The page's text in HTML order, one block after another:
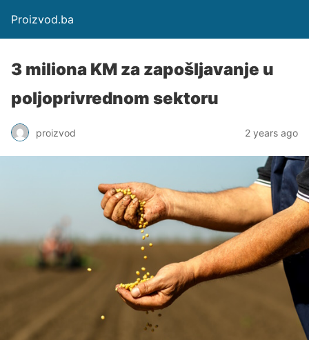
Proizvod.ba
3 miliona KM za zapošljavanje u
poljoprivrednom sektoru
proizvod 2 years ago